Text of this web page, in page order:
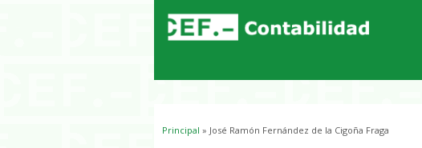
Usted está aquí
Principal » José Ramón Fernández de la Cigoña Fraga